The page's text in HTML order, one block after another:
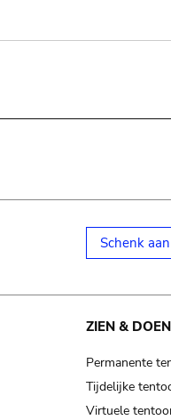
Schenk
ZIEN & DOEN
Permanente
Tijdelijke
Virtuele